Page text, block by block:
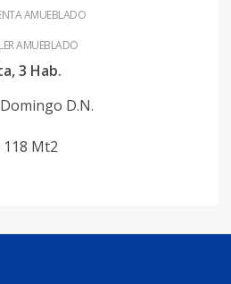
AMUEBLADO
AMUEBLADO
3 Hab.
D.N.
118 Mt2